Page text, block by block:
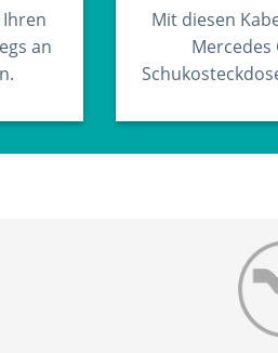
an
Mit diesen
Mercedes